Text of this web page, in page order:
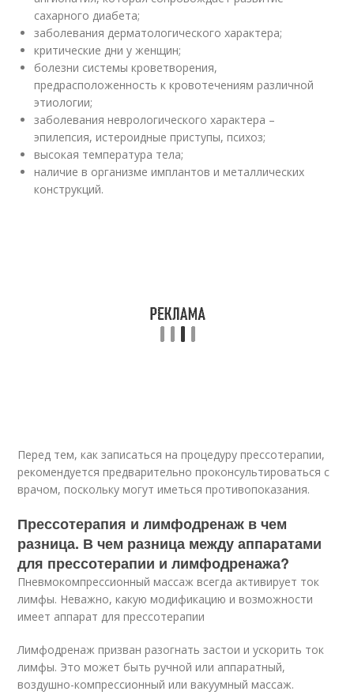
сахарного диабета;
заболевания дерматологического характера;
критические дни у женщин;
болезни системы кроветворения,
предрасположенность к кровотечениям различной
этиологии;
заболевания неврологического характера –
эпилепсия, истероидные приступы, психоз;
высокая температура тела;
наличие в организме имплантов и металлических
конструкций.
Перед тем, как записаться на процедуру прессотерапии,
рекомендуется предварительно проконсультироваться с
врачом, поскольку могут иметься противопоказания.
Прессотерапия и лимфодренаж в чем
разница. В чем разница между аппаратами
для прессотерапии и лимфодренажа?
Пневмокомпрессионный массаж всегда активирует ток
лимфы. Неважно, какую модификацию и возможности
имеет аппарат для прессотерапии
Лимфодренаж призван разогнать застои и ускорить ток
лимфы. Это может быть ручной или аппаратный,
воздушно-компрессионный или вакуумный массаж.